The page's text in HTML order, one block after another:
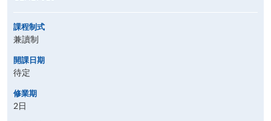
課程制式
兼讀制
開課日期
待定
修業期
2日